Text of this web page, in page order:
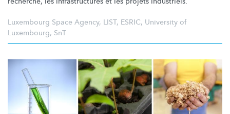
Luxembourg Space Agency, LIST, ESRIC, University of
Luxembourg, SnT